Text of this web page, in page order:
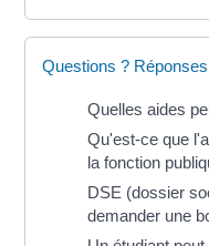
Questions ?
Quelles aides
Qu'est-ce que
la fonction
DSE (dossier
demander une